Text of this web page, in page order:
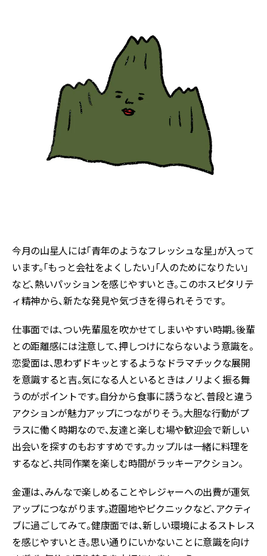
今月の山星人には「青年のようなフレッシュな星」が入って
います。「もっと会社をよくしたい」「人のためになりたい」
など、熱いパッションを感じやすいとき。このホスピタリテ
ィ精神から、新たな発見や気づきを得られそうです。
仕事面では、つい先輩風を吹かせてしまいやすい時期。後輩
との距離感には注意して、押しつけにならないよう意識を。
恋愛面は、思わずドキッとするようなドラマチックな展開
を意識すると吉。気になる人といるときはノリよく振る舞
うのがポイントです。自分から食事に誘うなど、普段と違う
アクションが魅力アップにつながりそう。大胆な行動がプ
ラスに働く時期なので、友達と楽しむ場や歓迎会で新しい
出会いを探すのもおすすめです。カップルは一緒に料理を
するなど、共同作業を楽しむ時間がラッキーアクション。
金運は、みんなで楽しめることやレジャーへの出費が運気
アップにつながります。遊園地やピクニックなど、アクティ
ブに過ごしてみて。健康面では、新しい環境によるストレス
を感じやすいとき。思い通りにいかないことに意識を向け